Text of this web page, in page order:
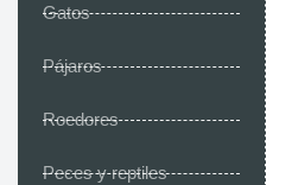
Gatos
Pájaros
Roedores
Peces y reptiles